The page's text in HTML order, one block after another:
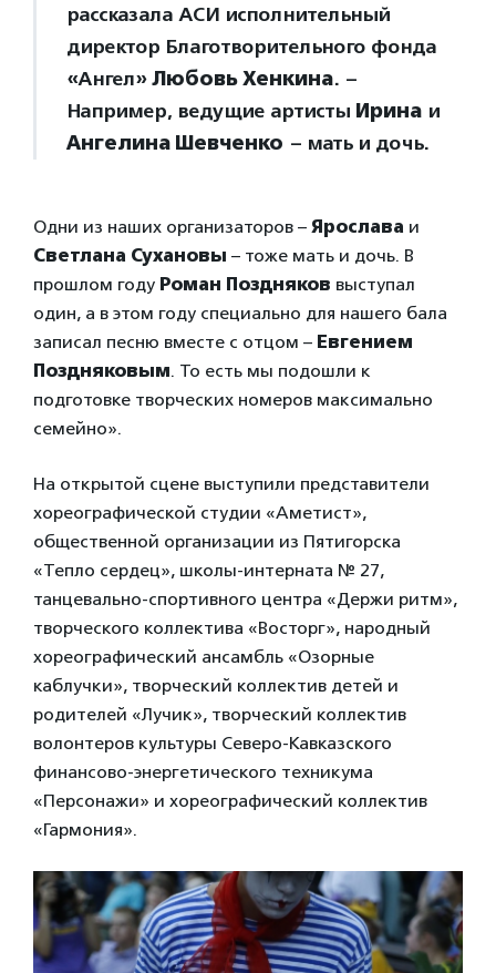
рассказала АСИ исполнительный
директор Благотворительного фонда
«Ангел»Любовь Хенкина. –
Например, ведущие артисты Ирина и
Ангелина Шевченко – мать и дочь.
Одни из наших организаторов – Ярослава и
Светлана Сухановы – тоже мать и дочь. В
прошлом году Роман Поздняков выступал
один, а в этом году специально для нашего бала
записал песню вместе с отцом – Евгением
Поздняковым. То есть мы подошли к
подготовке творческих номеров максимально
семейно».
На открытой сцене выступили представители
хореографической студии «Аметист»,
общественной организации из Пятигорска
«Тепло сердец», школы-интерната № 27,
танцевально-спортивного центра «Держи ритм»,
творческого коллектива «Восторг», народный
хореографический ансамбль «Озорные
каблучки», творческий коллектив детей и
родителей «Лучик», творческий коллектив
волонтеров культуры Северо-Кавказского
финансово-энергетического техникума
«Персонажи» и хореографический коллектив
«Гармония».